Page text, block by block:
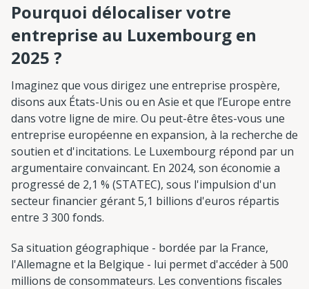
Pourquoi délocaliser votre
entreprise au Luxembourg en
2025 ?
Imaginez que vous dirigez une entreprise prospère,
disons aux États-Unis ou en Asie et que l’Europe entre
dans votre ligne de mire. Ou peut-être êtes-vous une
entreprise européenne en expansion, à la recherche de
soutien et d'incitations. Le Luxembourg répond par un
argumentaire convaincant. En 2024, son économie a
progressé de 2,1 % (STATEC), sous l'impulsion d'un
secteur financier gérant 5,1 billions d'euros répartis
entre 3 300 fonds.
Sa situation géographique - bordée par la France,
l'Allemagne et la Belgique - lui permet d'accéder à 500
millions de consommateurs. Les conventions fiscales